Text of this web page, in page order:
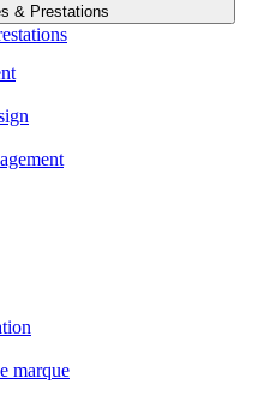
& Prestations
marque